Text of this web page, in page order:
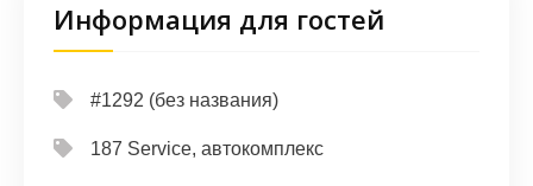
Информация для гостей
#1292 (без названия)
187 Service, автокомплекс